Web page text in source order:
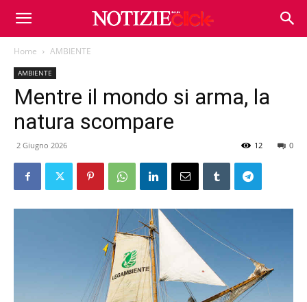
Home AMBIENTE
AMBIENTE
Mentre il mondo si arma, la
natura scompare
2 Giugno 2026 0
12